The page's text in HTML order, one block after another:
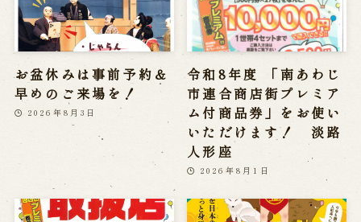
お盆休みは事前予約＆
早めのご来場を！
2026年8月3日
令和8年度 「南あわじ
市連合商店街プレミア
ム付商品券」をお使い
いただけます！ 淡路
人形座
2026年8月1日